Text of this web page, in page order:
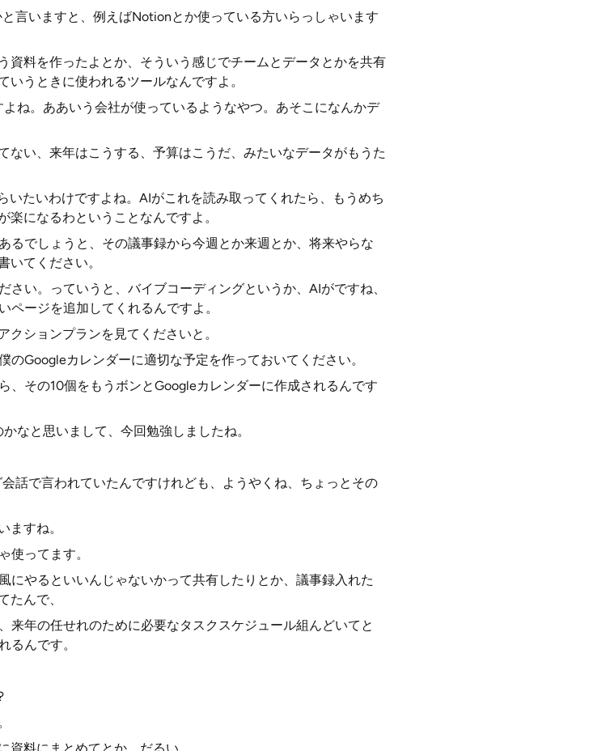
言いますと、例えばNotionとか使っている方いらっしゃいます
資料を作ったよとか、そういう感じでチームとデータとかを共有
うときに使われるツールなんですよ。
ね。ああいう会社が使っているようなやつ。あそこになんかデ
ない、来年はこうする、予算はこうだ、みたいなデータがもうた
いたいわけですよね。AIがこれを読み取ってくれたら、もうめち
になるわということなんですよ。
るでしょうと、その議事録から今週とか来週とか、将来やらな
いてください。
い。っていうと、バイブコーディングというか、AIがですね、
ージを追加してくれるんですよ。
ションプランを見てくださいと。
Googleカレンダーに適切な予定を作っておいてください。
、その10個をもうボンとGoogleカレンダーに作成されるんです
なと思いまして、今回勉強しましたね。
話で言われていたんですけれども、ようやくね、ちょっとその
ますね。
使ってます。
にやるといいんじゃないかって共有したりとか、議事録入れた
たんで、
年の任せれのために必要なタスクスケジュール組んどいてと
るんです。